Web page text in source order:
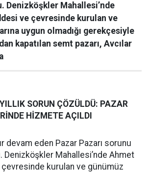
Denizköşkler Mahallesi’nde
ve çevresinde kurulan ve
uygun olmadığı gerekçesiyle
kapatılan semt pazarı, Avcılar
SORUN ÇÖZÜLDÜ: PAZAR
HİZMETE AÇILDI
devam eden Pazar Pazarı sorunu
Mahallesi’nde Ahmet
çevresinde kurulan ve günümüz